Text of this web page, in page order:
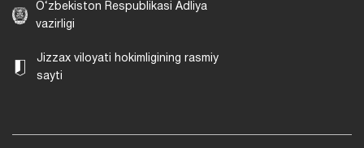
O‘zbekiston Respublikasi Adliya
vazirligi
Jizzax viloyati hokimligining rasmiy
sayti